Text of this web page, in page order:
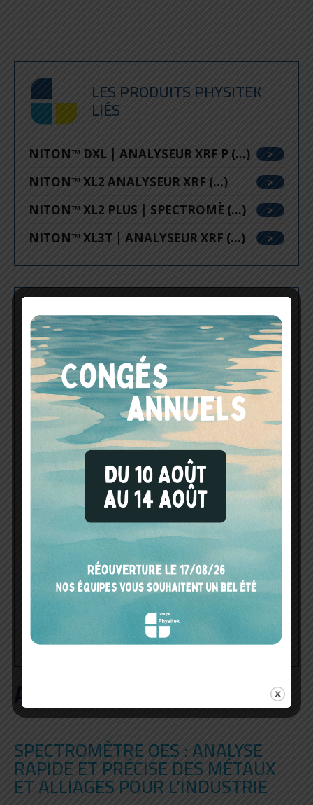
LES PRODUITS PHYSITEK
LIÉS
NITON™ DXL | ANALYSEUR XRF P (...)
NITON™ XL2 ANALYSEUR XRF (...)
NITON™ XL2 PLUS | SPECTROMÈ (...)
NITON™ XL3T | ANALYSEUR XRF (...)
UNE QUESTION ?
En nous envoyant votre email et toute autre information
personnelle, vous acceptez que les informations soient utilisées
en accord avec notre politique de protection des données
prévues aux
mentions légalesde notre site Internet. Ces
données ne seront pas stockées pour un autre usage que pour
vous contacter. Elles ne seront ni vendues ni échangées.
A DÉCOUVRIR AUSSI
SPECTROMÈTRE OES : ANALYSE
RAPIDE ET PRÉCISE DES MÉTAUX
ET ALLIAGES POUR L’INDUSTRIE